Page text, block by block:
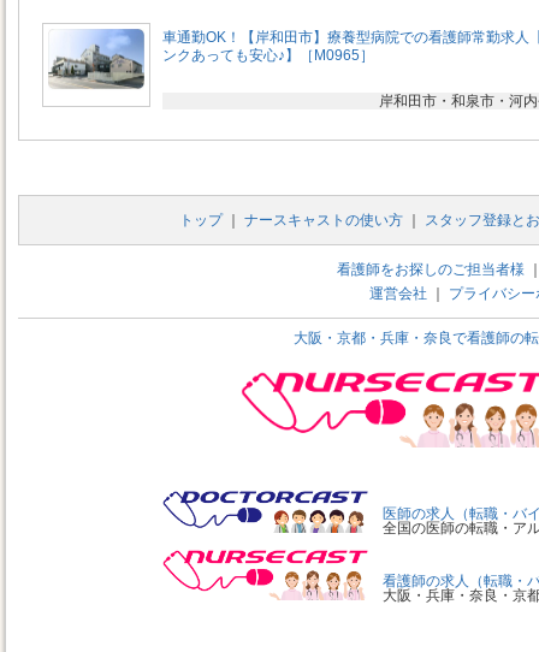
車通勤OK！【岸和田市】療養型病院での看護師常勤求人
ンクあっても安心♪】［M0965］
岸和田市・和泉市・河
トップ｜ ナースキャストの使い方｜ スタッフ登録と
看護師をお探しのご担当者様
運営会社 ｜ プライバシ
大阪・京都・兵庫・奈良で看護師の
医師の求人（転職・バ
全国の医師の転職・ア
看護師の求人（転職・
大阪・兵庫・奈良・京